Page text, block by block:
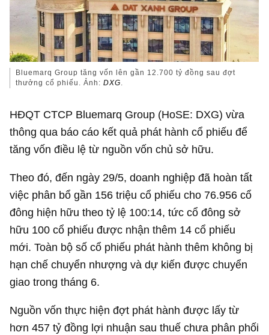
Bluemarq Group tăng vốn lên gần 12.700 tỷ đồng sau đợt
thưởng cổ phiếu. Ảnh:DXG.
HĐQT CTCP Bluemarq Group (HoSE: DXG) vừa
thông qua báo cáo kết quả phát hành cổ phiếu để
tăng vốn điều lệ từ nguồn vốn chủ sở hữu.
Theo đó, đến ngày 29/5, doanh nghiệp đã hoàn tất
việc phân bổ gần 156 triệu cổ phiếu cho 76.956 cổ
đông hiện hữu theo tỷ lệ 100:14, tức cổ đông sở
hữu 100 cổ phiếu được nhận thêm 14 cổ phiếu
mới. Toàn bộ số cổ phiếu phát hành thêm không bị
hạn chế chuyển nhượng và dự kiến được chuyển
giao trong tháng 6.
Nguồn vốn thực hiện đợt phát hành được lấy từ
hơn457 tỷ đồng lợi nhuận sau thuế chưa phân phối